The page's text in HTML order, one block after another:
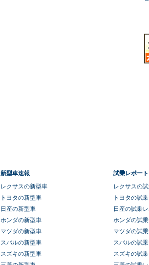
新型車速報
レクサスの新型車
トヨタの新型車
日産の新型車
ホンダの新型車
マツダの新型車
スバルの新型車
スズキの新型車
試乗レポート
レクサスの
トヨタの試
日産の試乗
ホンダの試
マツダの試
スバルの試
スズキの試